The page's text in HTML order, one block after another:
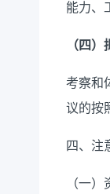
能力、
（四
考察和
议的按
四、 注
（一）